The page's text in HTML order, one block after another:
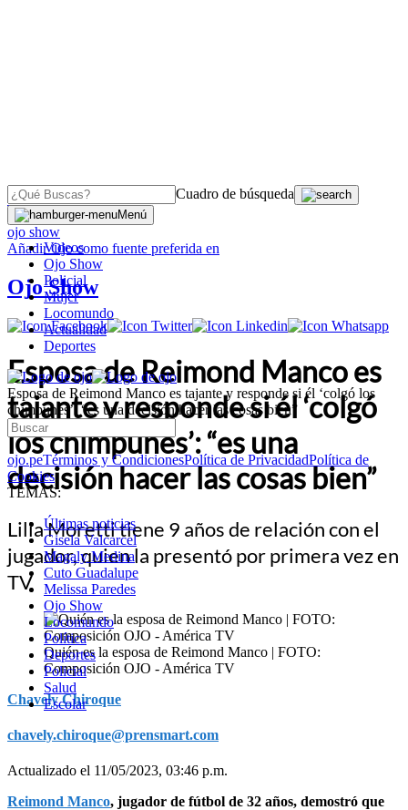
Cuadro de búsqueda
Menú
Videos
Ojo Show
Policial
Mujer
Locomundo
Actualidad
Deportes
Esposa de Reimond Manco es tajante y responde si él ‘colgó los
chimpunes’: “es una decisión hacer las cosas bien”
ojo.peTérminos y CondicionesPolítica de PrivacidadPolítica de
Cookies
TEMAS:
Últimas noticias
Gisela Valcarcel
Magaly Medina
Cuto Guadalupe
Melissa Paredes
Ojo Show
Locomundo
Política
Deportes
Policial
Salud
Escolar
OJO
ojo show
AñadirOjocomo fuente preferida en
Ojo Show
Esposa de Reimond Manco es
tajante y responde si él ‘colgó
los chimpunes’: “es una
decisión hacer las cosas bien”
Lilia Moretti tiene 9 años de relación con el
jugador, quien la presentó por primera vez en
TV
Quién es la esposa de Reimond Manco | FOTO:
Composición OJO - América TV
Chavely Chiroque
chavely.chiroque@prensmart.com
Actualizado el 11/05/2023, 03:46 p.m.
Reimond Manco, jugador de fútbol de 32 años, demostró que